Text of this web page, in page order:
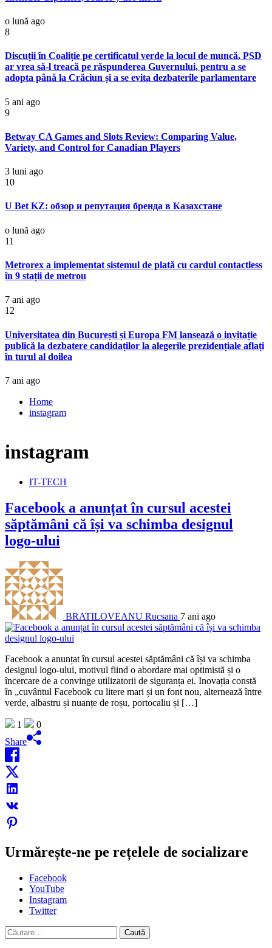
o lună ago
8
Discuții în Coaliție pe certificatul verde la locul de muncă. PSD
ar vrea să-l treacă pe răspunderea Guvernului, pentru a se
adopta până la Crăciun și a se evita dezbaterile parlamentare
5 ani ago
9
Betway CA Games and Slots Review: Comparing Value,
Variety, and Control for Canadian Players
3 luni ago
10
U Bet KZ: обзор и репутация бренда в Казахстане
o lună ago
11
Metrorex a implementat sistemul de plată cu cardul contactless
în 9 stații de metrou
7 ani ago
12
Universitatea din București și Europa FM lansează o invitație
publică la dezbatere candidaților la alegerile prezidențiale aflați
în turul al doilea
7 ani ago
Home
instagram
instagram
IT-TECH
Facebook a anunțat în cursul acestei
săptămâni că își va schimba designul
logo-ului
BRATILOVEANU Rucsana 7 ani ago
Facebook a anunțat în cursul acestei săptămâni că își va schimba
designul logo-ului, motivul fiind o abordare mai optimistă și o
încercare de a convinge utilizatorii de siguranța ei. Inovația constă
în „cuvântul Facebook cu litere mari și un font nou, alternează între
verde, albastru și nuanțe de roșu, portocaliu și […]
1
0
Share
Urmărește-ne pe rețelele de socializare
Facebook
YouTube
Instagram
Twitter
Caută
după: